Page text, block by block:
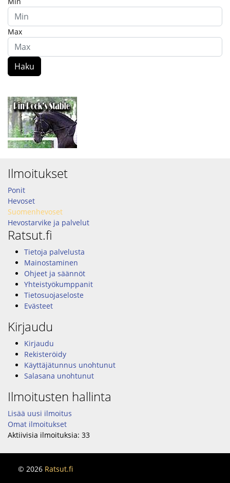
Max
Haku
Ilmoitukset
Ponit
Hevoset
Suomenhevoset
Hevostarvike ja palvelut
Ratsut.fi
Tietoja palvelusta
Mainostaminen
Ohjeet ja säännöt
Yhteistyökumppanit
Tietosuojaseloste
Evästeet
Kirjaudu
Kirjaudu
Rekisteröidy
Käyttäjätunnus unohtunut
Salasana unohtunut
Ilmoitusten hallinta
Lisää uusi ilmoitus
Omat ilmoitukset
Aktiivisia ilmoituksia: 33
© 2026 Ratsut.fi